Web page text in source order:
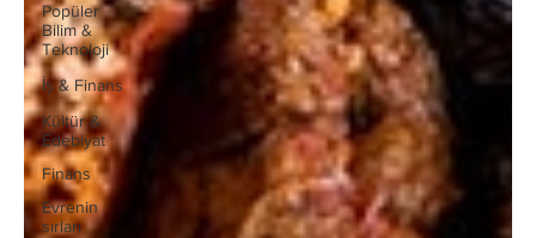
Popüler
Bilim &
Teknoloji
İş & Finans
Kültür &
Edebiyat
Finans
Evrenin
sırları